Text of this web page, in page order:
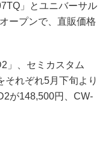
」とユニバーサル
ープンで、直販価格
」、セミカスタム
それぞれ5月下旬より
が148,500円、CW-